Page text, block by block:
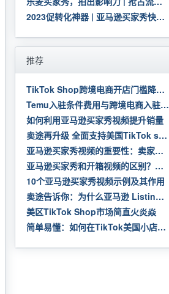
2023促转化神器 | 亚马逊买家秀快速提高店铺转化率
推荐
TikTok Shop跨境电商开店门槛降低，但也不是随便就能入住。
Temu入驻条件费用与跨境电商入驻流程
如何利用亚马逊买家秀视频提升销量
卖途再升级 全面支持美国TikTok shop | 快速利用美国货盘 自动采购发货 测品速度100倍提升
亚马逊买家秀视频的重要性：卖家需要知道的一切
亚马逊买家秀和开箱视频的区别？有必要做吗？
10个亚马逊买家秀视频示例及其作用
卖途告诉你：为什么亚马逊 Listing 要做买家秀？
美区TikTok Shop市场简直火炎焱
简单易懂：如何在TikTok美国小店上申请成功